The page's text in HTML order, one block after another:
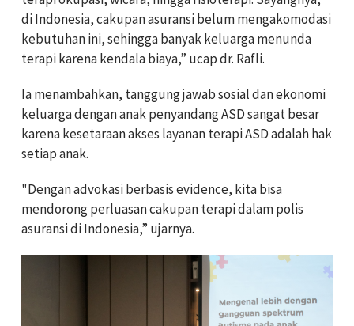
di Indonesia, cakupan asuransi belum mengakomodasi
kebutuhan ini, sehingga banyak keluarga menunda
terapi karena kendala biaya,” ucap dr. Rafli.
Ia menambahkan, tanggung jawab sosial dan ekonomi
keluarga dengan anak penyandang ASD sangat besar
karena kesetaraan akses layanan terapi ASD adalah hak
setiap anak.
"Dengan advokasi berbasis evidence, kita bisa
mendorong perluasan cakupan terapi dalam polis
asuransi di Indonesia,” ujarnya.